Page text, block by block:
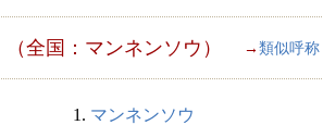
（全国：マンネンソウ） → 類似呼称
1. マンネンソウ